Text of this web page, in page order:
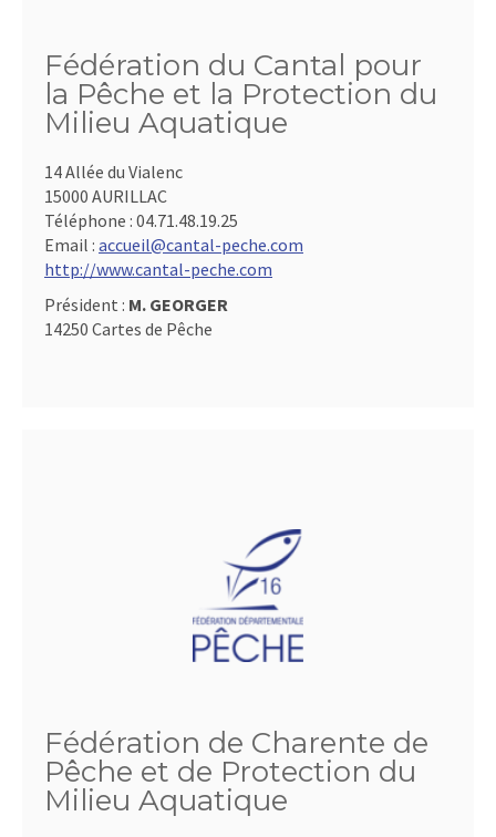
Fédération du Cantal pour
la Pêche et la Protection du
Milieu Aquatique
14 Allée du Vialenc
15000 AURILLAC
Téléphone : 04.71.48.19.25
Email : accueil@cantal-peche.com
http://www.cantal-peche.com
Président : M. GEORGER
14250 Cartes de Pêche
Fédération de Charente de
Pêche et de Protection du
Milieu Aquatique